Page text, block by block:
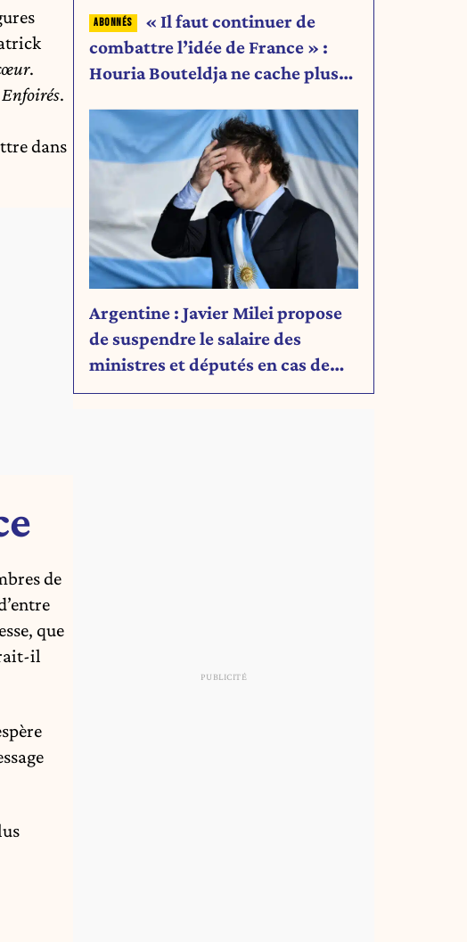
.
Enfoirés.
dans
de
que
il
« Il faut continuer de
combattre l’idée de France » :
Houria Bouteldja ne cache plus
Argentine : Javier Milei propose
de suspendre le salaire des
ministres et députés en cas de
déficit budgétaire